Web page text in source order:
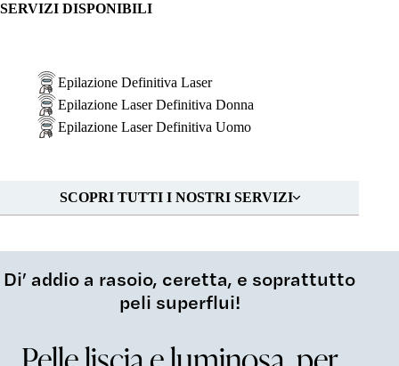
SERVIZI DISPONIBILI
Epilazione Definitiva Laser
Epilazione Laser Definitiva Donna
Epilazione Laser Definitiva Uomo
SCOPRI TUTTI I NOSTRI SERVIZI
Di’ addio a rasoio, ceretta, e soprattutto
peli superflui!